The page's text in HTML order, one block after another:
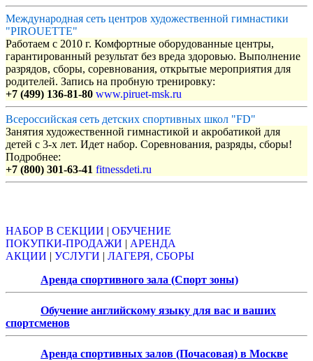
Международная сеть центров художественной гимнастики
"PIROUETTE"
Работаем с 2010 г. Комфортные оборудованные центры,
гарантированный результат без вреда здоровью. Выполнение
разрядов, сборы, соревнования, открытые мероприятия для
родителей. Запись на пробную тренировку:
+7 (499) 136-81-80 www.piruet-msk.ru
Всероссийская сеть детских спортивных школ "FD"
Занятия художественной гимнастикой и акробатикой для
детей с 3-х лет. Идет набор. Соревнования, разряды, сборы!
Подробнее:
+7 (800) 301-63-41 fitnessdeti.ru
НАБОР В СЕКЦИИ | ОБУЧЕНИЕ
ПОКУПКИ-ПРОДАЖИ | АРЕНДА
АКЦИИ | УСЛУГИ | ЛАГЕРЯ, СБОРЫ
Аренда спортивного зала (Спорт зоны)
Обучение английскому языку для вас и ваших
спортсменов
Аренда спортивных залов (Почасовая) в Москве